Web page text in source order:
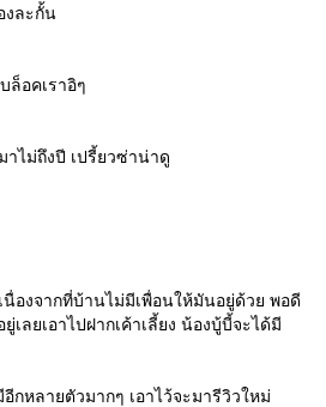
งละกั้น
ล็อคเราอิๆ
ไม่ถึงปี เปรี้ยวซ่าน่าดู
นื่องจากที่บ้านไม่มีเพื่อนให้มันอยู่ด้วย พอดี
เลยเอาไปฝากเค้าเลี้ยง น้องบู้บี้จะได้มี
กหลายตัวมากๆ เอาไว้จะมารีวิวใหม่